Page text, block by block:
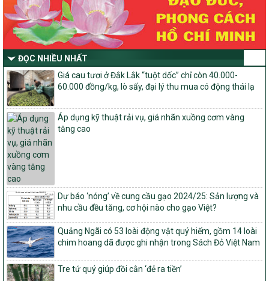
Thông tư Hướng dẫn thực hiện một số nội dung Chương trình
mục tiêu quốc gia xây dựng nông thôn mới, giảm nghèo bền
vững và phát triển kinh tế – xã hội vùng đồng bào dân tộc thiểu
số và miền núi giai đoạn 2026-2030 thuộc phạm vi quản lý nhà
nước của Bộ Nông nghiệp và Môi trường
Quyết định số: 26/2026/QĐ-TTg
Quyết định ban hành Bộ tiêu chí và quy trình đánh giá, phân hạng
sản phẩm Mỗi xã một sản phẩm
số: 19/2026/QĐ-TTg
Quy định điều kiện, trình tự, thủ tục, hồ sơ xét, công nhận, công bố
và thu hồi quyết định công nhận xã đạt chuẩn nông thôn mới, xã
đạt nông thôn mới hiện đại và tỉnh, thành phố hoàn thành nhiệm
vụ xây dựng nông thôn mới giai đoạn 2026 – 2030
Quyết định số 16/2026/QĐ-TTg
Quy định nguyên tắc, tiêu chí, định mức phân bổ ngân sách trung
ương và tỉ lệ vốn đối ứng ngân sách của địa phương thực hiện
Chương trình mục tiêu quốc gia xây dựng nông thôn mới, giảm
nghèo bền vững và phát triển kinh tế – xã hội vùng đồng bào dân
tộc thiểu số và miền núi giai đoạn 2026 – 2030
1451/QĐ-UBND
Phê duyệt danh sách các xã thuộc nhóm 1, nhóm 2, nhóm 3
trong xây dựng nông thôn mới giai đoạn 2026-2030 trên địa bàn
ĐỌC NHIỀU NHẤT
Giá cau tươi ở Đắk Lắk “tuột dốc” chỉ còn 40.000-
60.000 đồng/kg, lò sấy, đại lý thu mua có động thái lạ
Áp dụng kỹ thuật rải vụ, giá nhãn xuồng cơm vàng
tăng cao
Dự báo ‘nóng’ về cung cầu gạo 2024/25: Sản lượng và
nhu cầu đều tăng, cơ hội nào cho gạo Việt?
Quảng Ngãi có 53 loài động vật quý hiếm, gồm 14 loài
chim hoang dã được ghi nhận trong Sách Đỏ Việt Nam
Tre tứ quý giúp đồi cằn ‘đẻ ra tiền’